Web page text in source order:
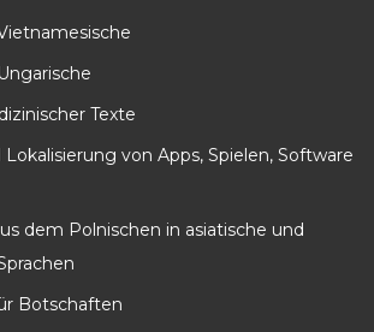
Texte
von Apps, Spielen, Software
dem Polnischen in asiatische und
Botschaften